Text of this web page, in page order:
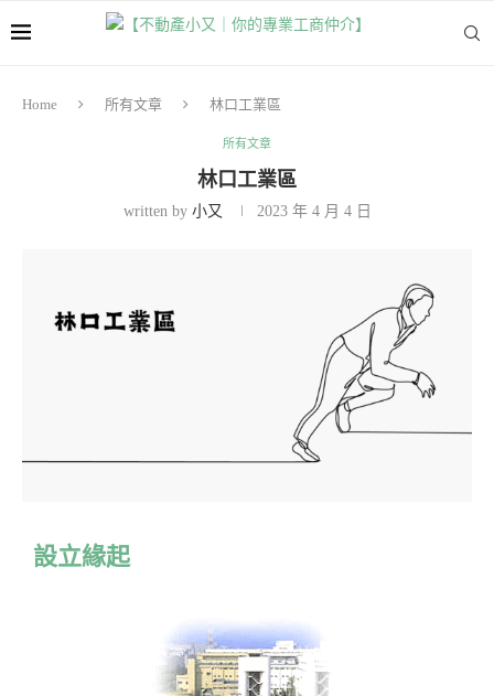
Home 所有文章 林口工業區
所有文章
林口工業區
written by 小又 2023 年 4 月 4 日
設立緣起